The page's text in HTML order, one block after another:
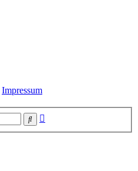
Impressum
Suche